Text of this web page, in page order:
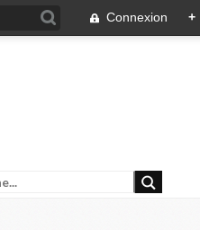
Connexion +